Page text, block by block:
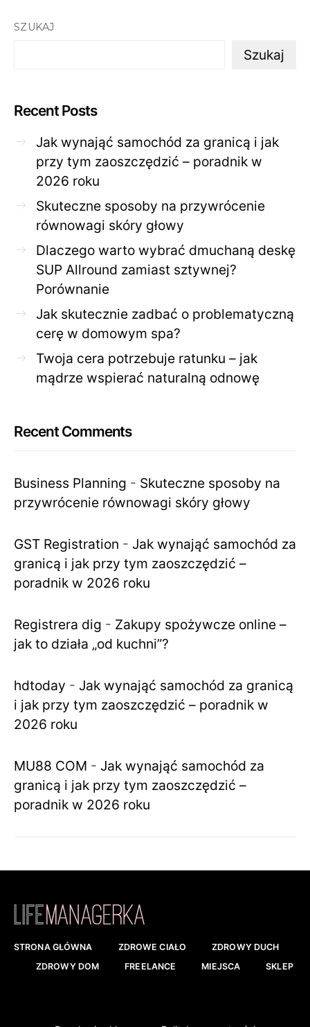
SZUKAJ
Szukaj
Recent Posts
Jak wynająć samochód za granicą i jak
przy tym zaoszczędzić – poradnik w
2026 roku
Skuteczne sposoby na przywrócenie
równowagi skóry głowy
Dlaczego warto wybrać dmuchaną deskę
SUP Allround zamiast sztywnej?
Porównanie
Jak skutecznie zadbać o problematyczną
cerę w domowym spa?
Twoja cera potrzebuje ratunku – jak
mądrze wspierać naturalną odnowę
Recent Comments
Business Planning - Skuteczne sposoby na
przywrócenie równowagi skóry głowy
GST Registration - Jak wynająć samochód za
granicą i jak przy tym zaoszczędzić –
poradnik w 2026 roku
Registrera dig - Zakupy spożywcze online –
jak to działa „od kuchni”?
hdtoday - Jak wynająć samochód za granicą
i jak przy tym zaoszczędzić – poradnik w
2026 roku
MU88 COM - Jak wynająć samochód za
granicą i jak przy tym zaoszczędzić –
poradnik w 2026 roku
STRONA GŁÓWNA ZDROWE CIAŁO
ZDROWY DUCH
ZDROWY DOM
FREELANCE MIEJSCA SKLEP